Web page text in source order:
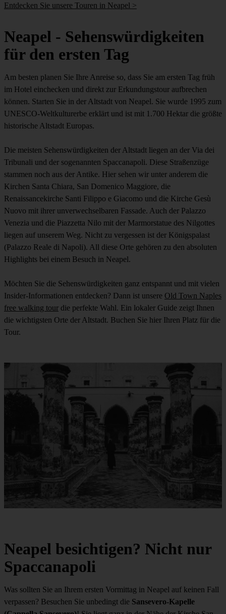
Entdecken Sie unsere Touren in Neapel >
Neapel - Sehenswürdigkeiten
für den ersten Tag
Am besten planen Sie Ihre Anreise so, dass Sie am ersten Tag früh
im Hotel einchecken und direkt zur Erkundungstour aufbrechen
können. Starten Sie in der Altstadt von Neapel. Sie wurde 1995 zum
UNESCO-Weltkulturerbe erklärt und ist mit 1.700 Hektar die größte
historische Altstadt Europas.
Die meisten Sehenswürdigkeiten der Altstadt liegen an der Via dei
Tribunali und der sogenannten Spaccanapoli. Diese Straßenzüge
stammen noch aus der Antike. Hier sehen wir unter anderem die
Kirchen Santa Chiara, San Domenico Maggiore, die
Renaissancekirche Santi Filippo e Giacomo und die Kirche Gesù
Nuovo mit ihrer unverwechselbaren Fassade. Auch der Palazzo
Venezia und die Piazzetta Nilo mit der Marmorstatue des Nilgottes
liegen auf unserem Weg. Nicht zu vergessen ist der Königspalast
(Palazzo Reale di Napoli). All diese Orte gehören zu den absoluten
Highlights bei einem Besuch in Neapel.
Möchten Sie die Sehenswürdigkeiten ganz entspannt und mit vielen
Insider-Informationen entdecken? Dann ist unsere Old Town Naples
free walking tour die perfekte Wahl. Ein lokaler Guide zeigt Ihnen
die wichtigsten Orte der Altstadt. Buchen Sie hier Ihren Platz für die
Tour.
Neapel besichtigen? Nicht nur
Spaccanapoli
Was sollten Sie an Ihrem ersten Vormittag in Neapel auf keinen Fall
verpassen? Besuchen Sie unbedingt die Sansevero-Kapelle